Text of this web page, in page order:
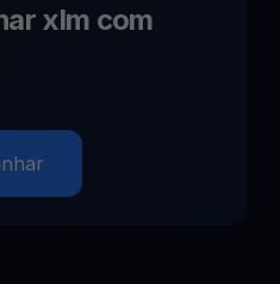
xlm com